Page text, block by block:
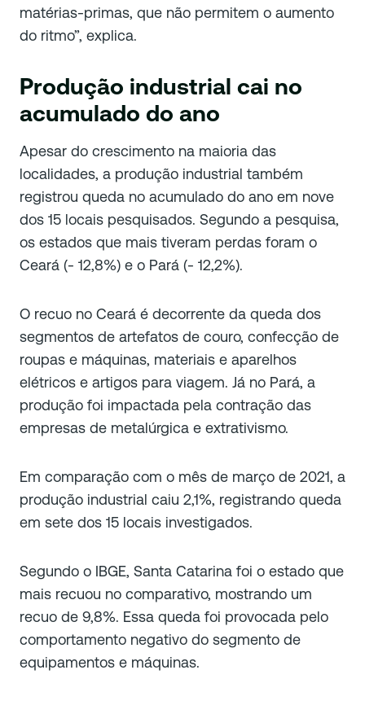
matérias-primas, que não permitem o aumento
do ritmo”, explica.
Produção industrial cai no
acumulado do ano
Apesar do crescimento na maioria das
localidades, a produção industrial também
registrou queda no acumulado do ano em nove
dos 15 locais pesquisados. Segundo a pesquisa,
os estados que mais tiveram perdas foram o
Ceará (- 12,8%) e o Pará (- 12,2%).
O recuo no Ceará é decorrente da queda dos
segmentos de artefatos de couro, confecção de
roupas e máquinas, materiais e aparelhos
elétricos e artigos para viagem. Já no Pará, a
produção foi impactada pela contração das
empresas de metalúrgica e extrativismo.
Em comparação com o mês de março de 2021, a
produção industrial caiu 2,1%, registrando queda
em sete dos 15 locais investigados.
Segundo o IBGE, Santa Catarina foi o estado que
mais recuou no comparativo, mostrando um
recuo de 9,8%. Essa queda foi provocada pelo
comportamento negativo do segmento de
equipamentos e máquinas.